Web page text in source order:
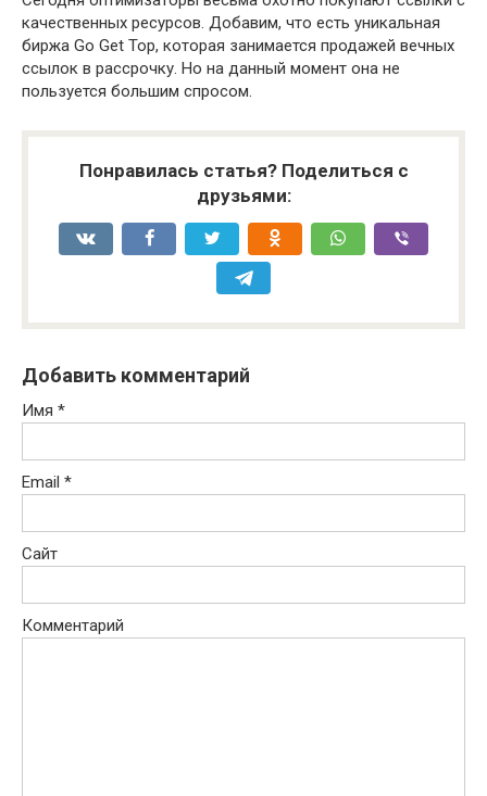
качественных ресурсов. Добавим, что есть уникальная
биржа Go Get Top, которая занимается продажей вечных
ссылок в рассрочку. Но на данный момент она не
пользуется большим спросом.
Понравилась статья? Поделиться с
друзьями:
Добавить комментарий
Имя *
Email *
Сайт
Комментарий